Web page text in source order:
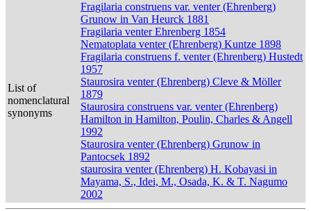
List of
nomenclatural
synonyms
Fragilaria construens var. venter (Ehrenberg)
Grunow in Van Heurck 1881
Fragilaria venter Ehrenberg 1854
Nematoplata venter (Ehrenberg) Kuntze 1898
Fragilaria construens f. venter (Ehrenberg) Hustedt
1957
Staurosira venter (Ehrenberg) Cleve & Möller
1879
Staurosira construens var. venter (Ehrenberg)
Hamilton in Hamilton, Poulin, Charles & Angell
1992
Staurosira venter (Ehrenberg) Grunow in
Pantocsek 1892
staurosira venter (Ehrenberg) H. Kobayasi in
Mayama, S., Idei, M., Osada, K. & T. Nagumo
2002